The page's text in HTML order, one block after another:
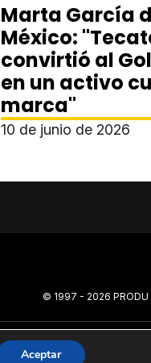
Marta García
México:
convirtió al
en un activo
marca"
10 de junio de 2026
© 1997 - 2026
Aceptar